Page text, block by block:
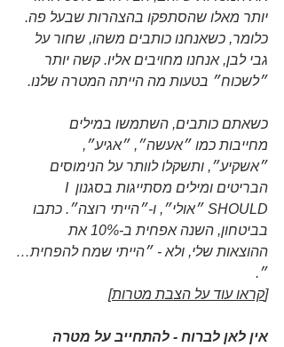
יותר מאלו שהסתפקו בהצהרות שבעל פה.
כלומר, כשאנחנו כותבים משהו, שחור על
גבי לבן, אנחנו מחויבים אליו. קשה יותר
״לשכוח״ בטעות מה הייתה המטרה שלנו.
כשאתם כותבים, השתמשו במילים
מחייבות כמו ״אעשה״, ״אגיע״,
״אשקיע״, ותשקלו לוותר על הנימוסים
הבריטים ומילים מסתייגות בסגנון I
SHOULD ״אולי״, ו-״הייתי רוצה״. כתבו
בביטחון, השנה אפחית ב-10% את
ההוצאות שלי, ולא - ״הייתי שמח להפחית…
״.
[קראו עוד על הצבת מטרות]
אין לאן לברוח - להתחייב על מטרה